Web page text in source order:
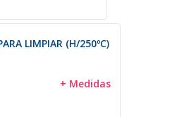
LIMPIAR (H/250ºC)
+ Medidas